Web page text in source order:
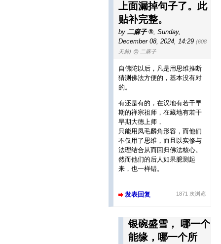
上面漏掉句子了。此
贴补完整。
by 二麻子 , Sunday,
December 08, 2024, 14:29 (608
天前) @ 二麻子
自佛陀以后，凡是用思维推断
猜测佛法方便的，基本没有对
的。
有还是有的，在汉地有若干早
期的禅宗祖师，在藏地有若干
早期大德上师，
只能用凤毛麟角形容，而他们
不仅用了思维，而且以实修与
法理结合从而回归佛法核心。
然而他们的后人如果臆测起
来，也一样错。
发表回复 1871 次浏览
银碗盛雪， 哪一个
能缘，哪一个所